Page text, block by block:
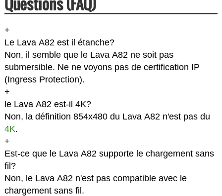
+
Le Lava A82 est il étanche?
Non, il semble que le Lava A82 ne soit pas
submersible. Ne ne voyons pas de certification IP
(Ingress Protection).
+
le Lava A82 est-il 4K?
Non, la définition 854x480 du Lava A82 n'est pas du
4K.
+
Est-ce que le Lava A82 supporte le chargement sans
fil?
Non, le Lava A82 n'est pas compatible avec le
chargement sans fil.